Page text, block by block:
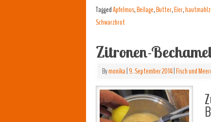
TaggedApfelmus,Beilage,Butter,Eier,
Schwarzbrot
Zitronen-
Bymonika|9. September 2014|Fisch und